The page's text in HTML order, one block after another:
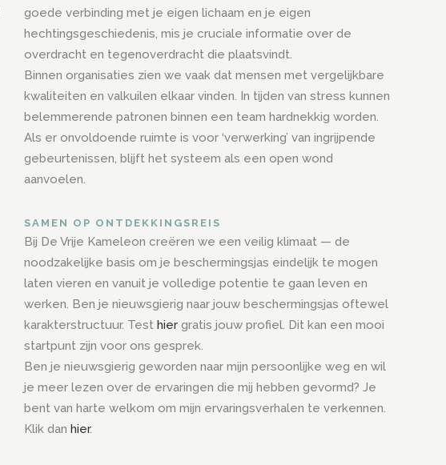
goede verbinding met je eigen lichaam en je eigen
hechtingsgeschiedenis, mis je cruciale informatie over de
overdracht en tegenoverdracht die plaatsvindt.
Binnen organisaties zien we vaak dat mensen met vergelijkbare
kwaliteiten en valkuilen elkaar vinden. In tijden van stress kunnen
belemmerende patronen binnen een team hardnekkig worden.
Als er onvoldoende ruimte is voor ‘verwerking’ van ingrijpende
gebeurtenissen, blijft het systeem als een open wond
aanvoelen.
SAMEN OP ONTDEKKINGSREIS
Bij De Vrije Kameleon creëren we een veilig klimaat — de
noodzakelijke basis om je beschermingsjas eindelijk te mogen
laten vieren en vanuit je volledige potentie te gaan leven en
werken. Ben je nieuwsgierig naar jouw beschermingsjas oftewel
karakterstructuur. Test hier gratis jouw profiel. Dit kan een mooi
startpunt zijn voor ons gesprek.
Ben je nieuwsgierig geworden naar mijn persoonlijke weg en wil
je meer lezen over de ervaringen die mij hebben gevormd? Je
bent van harte welkom om mijn ervaringsverhalen te verkennen.
Klik dan hier.